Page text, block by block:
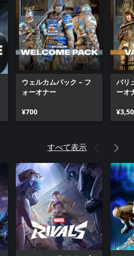
ウェルカムパック – フ
ォーオナー
¥700
バリ
ーオ
すべて表示